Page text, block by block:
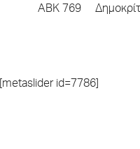
ΑΒΚ 769
[metaslider id=7786]